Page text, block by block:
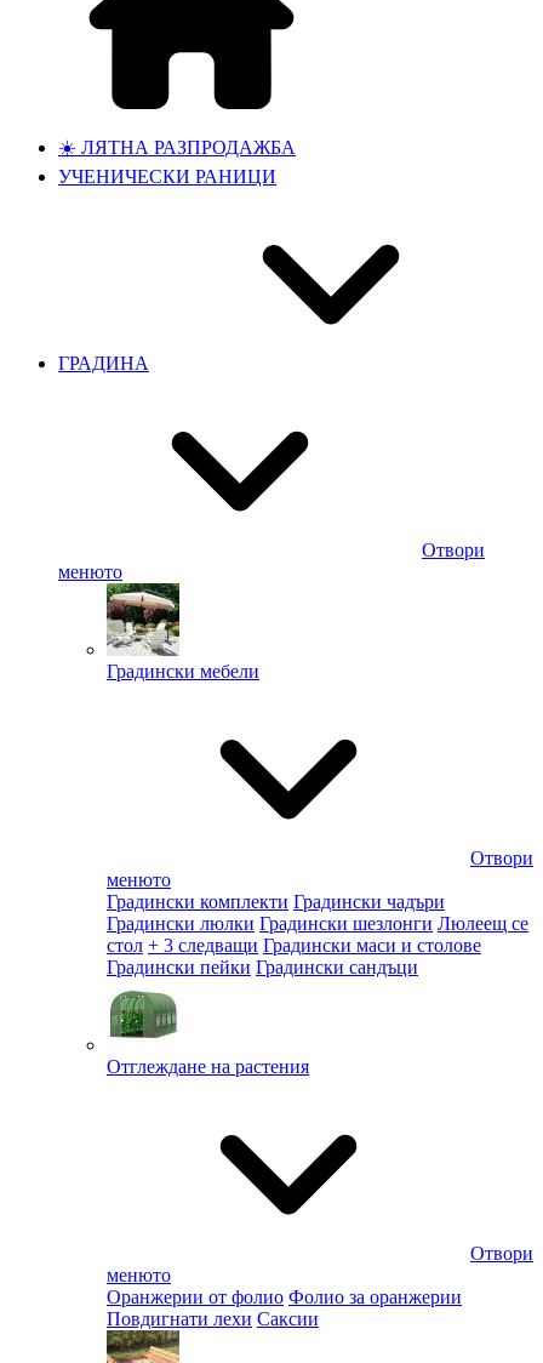
☀️ ЛЯТНА РАЗПРОДАЖБА
УЧЕНИЧЕСКИ РАНИЦИ
ГРАДИНА
Отвори
менюто
Градински мебели
Отвори
менюто
Градински комплекти Градински чадъри
Градински люлки Градински шезлонги Люлеещ се
стол + 3 следващи Градински маси и столове
Градински пейки Градински сандъци
Отглеждане на растения
Отвори
менюто
Оранжерии от фолио Фолио за оранжерии
Повдигнати лехи Саксии